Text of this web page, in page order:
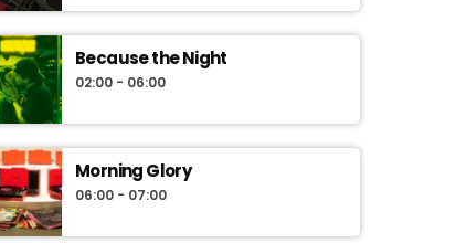
Because the Night
02:00 - 06:00
Morning Glory
06:00 - 07:00